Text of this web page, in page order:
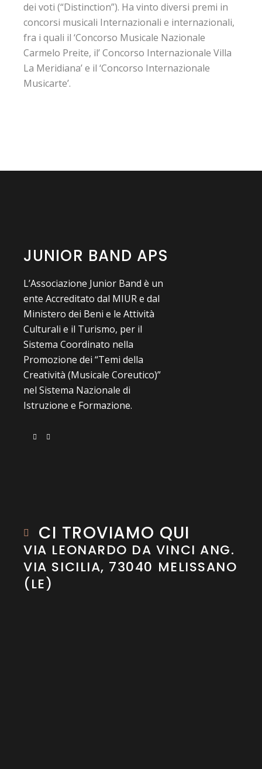
dei voti (“Distinction”). Ha vinto diversi premi in
concorsi musicali Internazionali e internazionali,
fra i quali il ‘Concorso Musicale Nazionale
Carmelo Preite, il’ Concorso Internazionale Villa
La Meridiana’ e il ‘Concorso Internazionale
Musicarte’.
JUNIOR BAND APS
L’Associazione Junior Band è un
ente Accreditato dal MIUR e dal
Ministero dei Beni e le Attività
Culturali e il Turismo, per il
Sistema Coordinato nella
Promozione dei “Temi della
Creatività (Musicale Coreutico)”
nel Sistema Nazionale di
Istruzione e Formazione.
CI TROVIAMO QUI
VIA LEONARDO DA VINCI ANG.
VIA SICILIA, 73040 MELISSANO
(LE)